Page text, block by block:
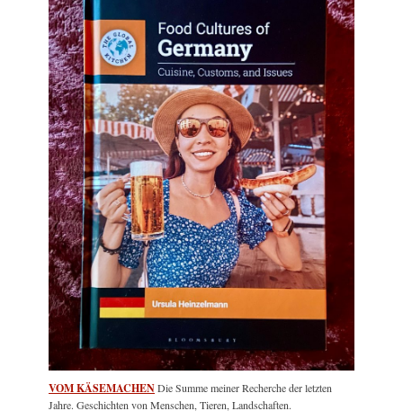
VOM KÄSEMACHENDie Summe meiner Recherche der letzten
Jahre. Geschichten von Menschen, Tieren, Landschaften.